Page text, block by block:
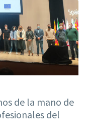
de la mano de
del